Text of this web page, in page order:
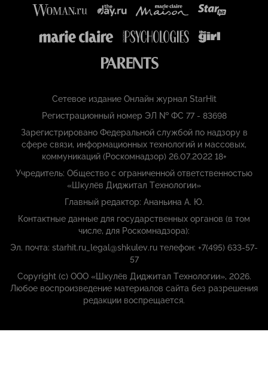
Сетевое издание Онлайн журнал StarHit
Регистрационный номер ЭЛ № ФС 77 - 83698
Зарегистрировано Федеральной службой по надзору в
сфере связи, информационных технологий и массовых,
коммуникаций (Роскомнадзор) 26.07.2022 18+
Учредитель: Общество с ограниченной ответственностью
«Шкулёв Диджитал Технологии»
Главный редактор: Ананьина А. Ю.
Контактные данные для государственных органов (в том
числе, для Роскомнадзора):
Эл. почта: starhit.ru_legal@shkulev.ru телефон: +7(495) 633-57-
57
Copyright (с) ООО «Шкулёв Диджитал Технологии», 2026.
Любое воспроизведение материалов сайта без разрешения
редакции воспрещается.